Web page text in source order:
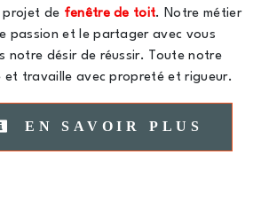
projet de fenêtre de toit. Notre métier
passion et le partager avec vous
notre désir de réussir. Toute notre
et travaille avec propreté et rigueur.
EN SAVOIR PLUS